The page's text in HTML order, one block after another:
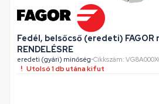
Fedél, belsőcső (eredeti)
RENDELÉSRE
eredeti (gyári) minőség•Cikkszám:
Utolsó 1 db utána kifut